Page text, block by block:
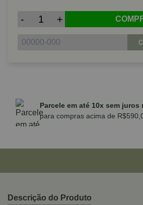
- +
Parcele em até 10x sem juros
para compras acima de
Descrição do Produto